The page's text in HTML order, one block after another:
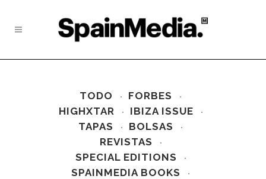
TODO
FORBES
HIGHXTAR
IBIZA ISSUE
TAPAS
BOLSAS
REVISTAS
SPECIAL EDITIONS
SPAINMEDIA BOOKS